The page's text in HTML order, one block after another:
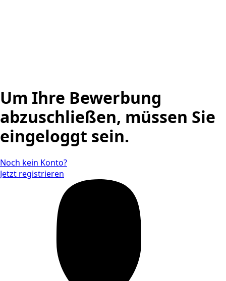
Um Ihre Bewerbung
abzuschließen, müssen Sie
eingeloggt sein.
Noch kein Konto?
Jetzt registrieren